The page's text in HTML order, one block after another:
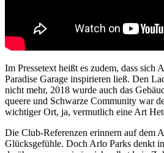
Im Pressetext heißt es zudem, dass sich
Paradise Garage inspirieren ließ. Den
nicht mehr, 2018 wurde auch das
queere und Schwarze Community war
wichtiger Ort, ja, vermutlich eine Art
Die Club-Referenzen erinnern auf dem
Glücksgefühle. Doch Arlo Parks denkt